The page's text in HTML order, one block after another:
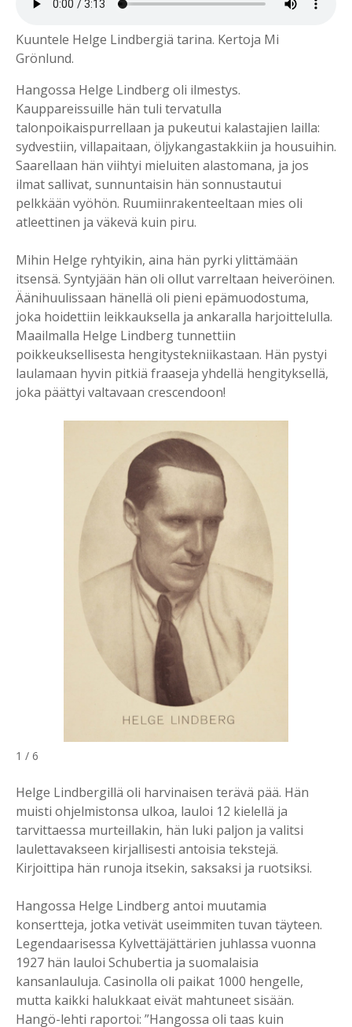
Kuuntele Helge Lindbergiä tarina. Kertoja Mi
Grönlund.
Hangossa Helge Lindberg oli ilmestys.
Kauppareissuille hän tuli tervatulla
talonpoikaispurrellaan ja pukeutui kalastajien lailla:
sydvestiin, villapaitaan, öljykangastakkiin ja housuihin.
Saarellaan hän viihtyi mieluiten alastomana, ja jos
ilmat sallivat, sunnuntaisin hän sonnustautui
pelkkään vyöhön. Ruumiinrakenteeltaan mies oli
atleettinen ja väkevä kuin piru.
Mihin Helge ryhtyikin, aina hän pyrki ylittämään
itsensä. Syntyjään hän oli ollut varreltaan heiveröinen.
Äänihuulissaan hänellä oli pieni epämuodostuma,
joka hoidettiin leikkauksella ja ankaralla harjoittelulla.
Maailmalla Helge Lindberg tunnettiin
poikkeuksellisesta hengitystekniikastaan. Hän pystyi
laulamaan hyvin pitkiä fraaseja yhdellä hengityksellä,
joka päättyi valtavaan crescendoon!
1 / 6
Helge Lindbergillä oli harvinaisen terävä pää. Hän
muisti ohjelmistonsa ulkoa, lauloi 12 kielellä ja
tarvittaessa murteillakin, hän luki paljon ja valitsi
laulettavakseen kirjallisesti antoisia tekstejä.
Kirjoittipa hän runoja itsekin, saksaksi ja ruotsiksi.
Hangossa Helge Lindberg antoi muutamia
konsertteja, jotka vetivät useimmiten tuvan täyteen.
Legendaarisessa Kylvettäjättärien juhlassa vuonna
1927 hän lauloi Schubertia ja suomalaisia
kansanlauluja. Casinolla oli paikat 1000 hengelle,
mutta kaikki halukkaat eivät mahtuneet sisään.
Hangö-lehti raportoi: ”Hangossa oli taas kuin